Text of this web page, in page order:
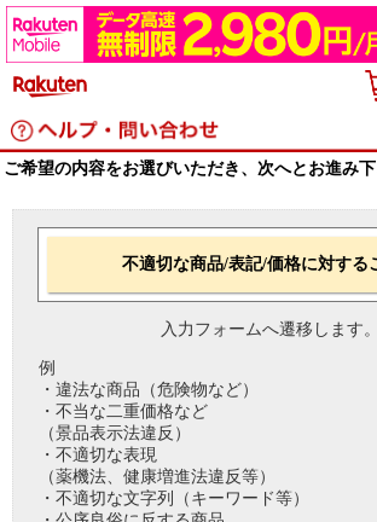
ご希望の内容をお選びいただき、次へとお進み下
不適切な商品/表記/価格に対する
入力フォームへ遷移します。
例
・違法な商品（危険物など）
・不当な二重価格など
（景品表示法違反）
・不適切な表現
（薬機法、健康増進法違反等）
・不適切な文字列（キーワード等）